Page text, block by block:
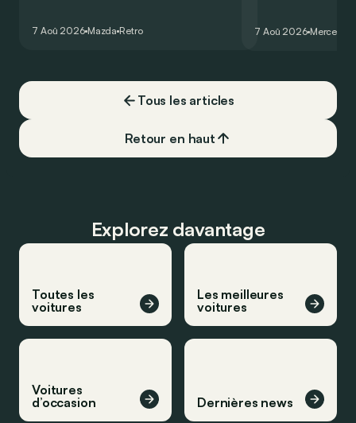
de la plus belle des manières…
7 Aoû 2026 Mazda Retro
moins…
7 Aoû 2026 Mercedes
Tous les articles
Retour en haut
Explorez davantage
Toutes les
voitures
Les meilleures
voitures
Voitures
d’occasion
Dernières news